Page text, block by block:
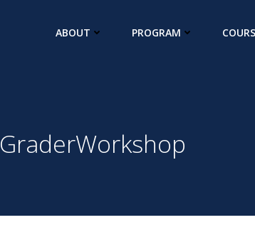
ABOUT PROGRAM
GraderWorkshop